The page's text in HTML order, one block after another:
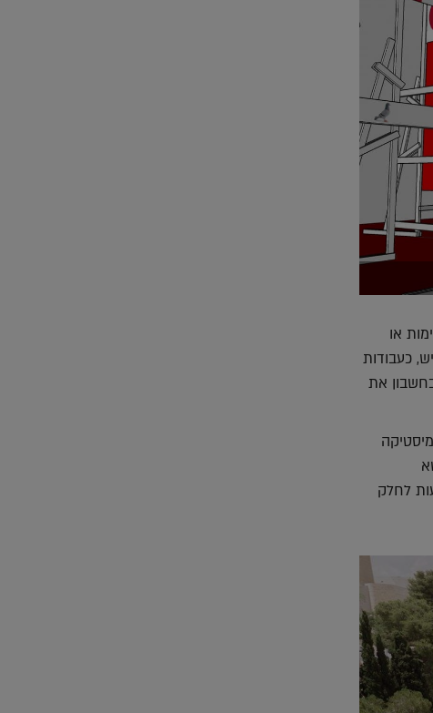
או
כעבודות
את
לחלק